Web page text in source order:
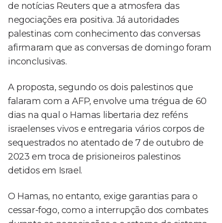
de notícias Reuters que a atmosfera das
negociações era positiva. Já autoridades
palestinas com conhecimento das conversas
afirmaram que as conversas de domingo foram
inconclusivas.
A proposta, segundo os dois palestinos que
falaram com a AFP, envolve uma trégua de 60
dias na qual o Hamas libertaria dez reféns
israelenses vivos e entregaria vários corpos de
sequestrados no atentado de 7 de outubro de
2023 em troca de prisioneiros palestinos
detidos em Israel.
O Hamas, no entanto, exige garantias para o
cessar-fogo, como a interrupção dos combates